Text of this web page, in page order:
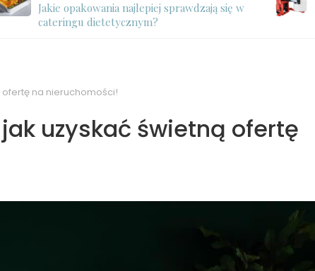
Jakie opakowania najlepiej sprawdzają się w
cateringu dietetycznym?
na nieruchomości!
uzyskać świetną ofertę